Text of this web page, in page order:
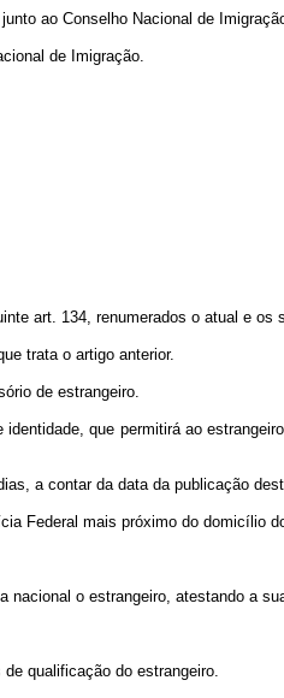
ao Conselho Nacional de
de Imigração.
art. 134, renumerados o atual e os
trata o artigo anterior.
de estrangeiro.
que permitirá ao
a contar da data da publicação
Federal mais próximo do domicílio
nacional o estrangeiro, atestando a
qualificação do estrangeiro.